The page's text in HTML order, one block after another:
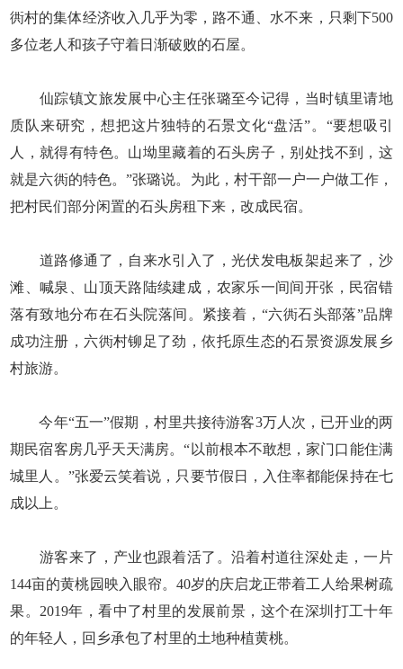
衖村的集体经济收入几乎为零，路不通、水不来，只剩下500
多位老人和孩子守着日渐破败的石屋。
仙踪镇文旅发展中心主任张璐至今记得，当时镇里请地
质队来研究，想把这片独特的石景文化“盘活”。“要想吸引
人，就得有特色。山坳里藏着的石头房子，别处找不到，这
就是六衖的特色。”张璐说。为此，村干部一户一户做工作，
把村民们部分闲置的石头房租下来，改成民宿。
道路修通了，自来水引入了，光伏发电板架起来了，沙
滩、喊泉、山顶天路陆续建成，农家乐一间间开张，民宿错
落有致地分布在石头院落间。紧接着，“六衖石头部落”品牌
成功注册，六衖村铆足了劲，依托原生态的石景资源发展乡
村旅游。
今年“五一”假期，村里共接待游客3万人次，已开业的两
期民宿客房几乎天天满房。“以前根本不敢想，家门口能住满
城里人。”张爱云笑着说，只要节假日，入住率都能保持在七
成以上。
游客来了，产业也跟着活了。沿着村道往深处走，一片
144亩的黄桃园映入眼帘。40岁的庆启龙正带着工人给果树疏
果。2019年，看中了村里的发展前景，这个在深圳打工十年
的年轻人，回乡承包了村里的土地种植黄桃。